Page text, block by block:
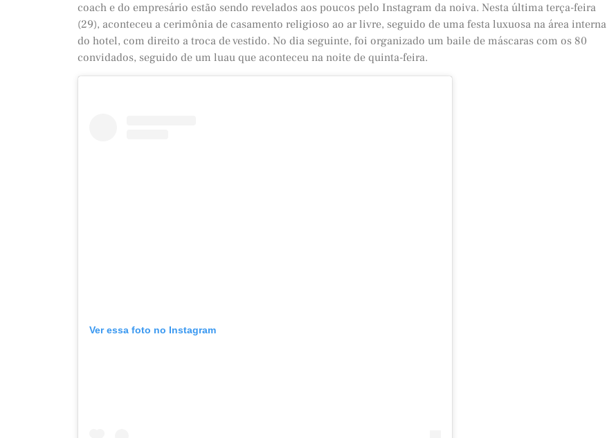
coach e do empresário estão sendo revelados aos poucos pelo Instagram da noiva. Nesta última terça-feira
(29), aconteceu a cerimônia de casamento religioso ao ar livre, seguido de uma festa luxuosa na área interna
do hotel, com direito a troca de vestido. No dia seguinte, foi organizado um baile de máscaras com os 80
convidados, seguido de um luau que aconteceu na noite de quinta-feira.
Ver essa foto no Instagram